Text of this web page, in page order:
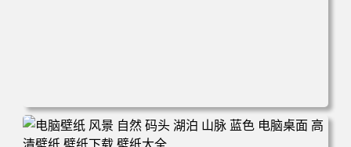
电脑壁纸 自然 天空 风景 火山 喷发 烟雾 艺术 山脉 电脑桌
面 高清壁纸 壁纸下载 壁纸大全